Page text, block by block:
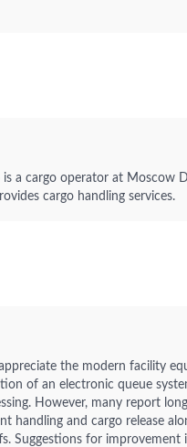
is a cargo operator at Moscow
cargo handling services.
the modern facility
of an electronic queue
However, many report
handling and cargo release
Suggestions for improvement